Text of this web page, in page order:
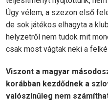
Úgy vélem, a szezon első
de sok játékos elhagyta a
helyzetről nem tudok mit
csak most vágtak neki a
Viszont a magyar
korábban kezdődnek a
valószínűleg nem